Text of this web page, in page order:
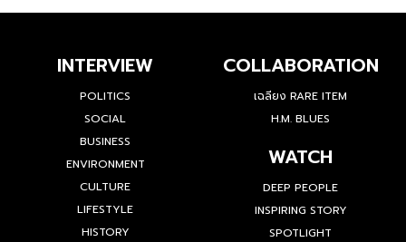
INTERVIEW
POLITICS
SOCIAL
BUSINESS
ENVIRONMENT
CULTURE
LIFESTYLE
HISTORY
COLLABORATION
เฉลียง RARE ITEM
H.M. BLUES
WATCH
DEEP PEOPLE
INSPIRING STORY
SPOTLIGHT